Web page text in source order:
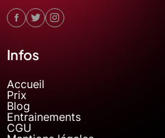
Infos
Accueil
Prix
Blog
Entrainements
CGU